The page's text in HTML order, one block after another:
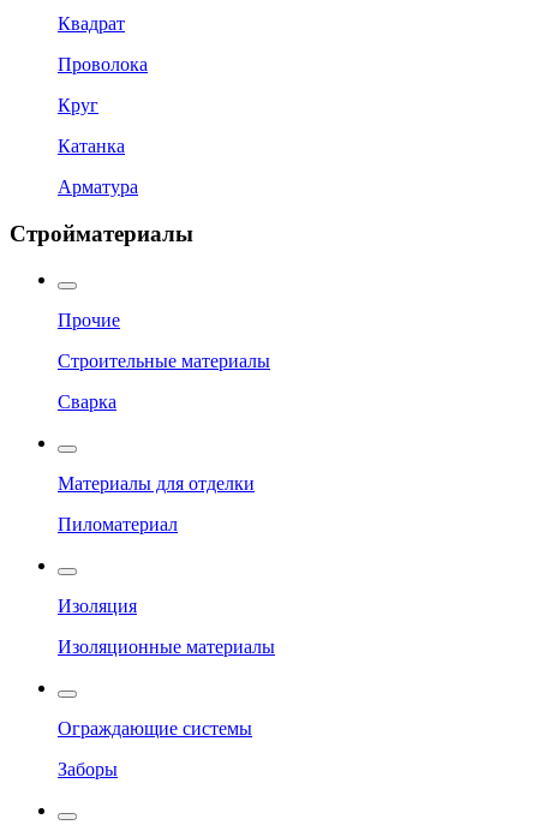
Квадрат
Проволока
Круг
Катанка
Арматура
Стройматериалы
Прочие
Строительные материалы
Сварка
Материалы для отделки
Пиломатериал
Изоляция
Изоляционные материалы
Ограждающие системы
Заборы